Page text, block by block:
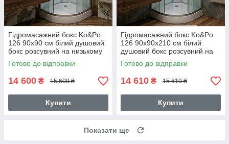
Гідромасажний бокс Ko&Po
126 90x90 см білий душовий
бокс розсувний на низькому
піддоні
Готово до відправки
14 600 ₴ 15 600 ₴
Купити
Гідромасажний бокс Ko&Po
126 90x90х210 см білий
душовий бокс розсувний на
низькому піддоні
Готово до відправки
14 610 ₴ 15 610 ₴
Купити
Показати ще